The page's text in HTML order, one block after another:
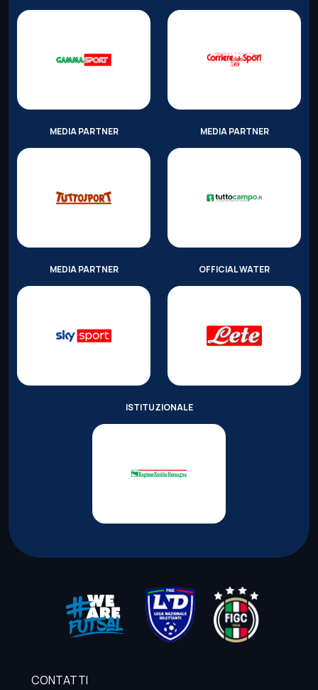
MEDIA PARTNER MEDIA PARTNER
MEDIA PARTNER OFFICIAL WATER
ISTITUZIONALE
CONTATTI